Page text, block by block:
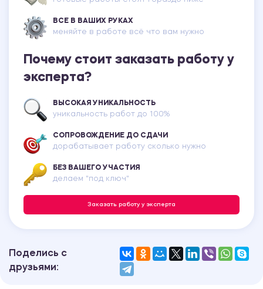
ВСЕ В ВАШИХ РУКАХ
меняйте в работе всё что вам нужно
Почему стоит заказать работу у
эксперта?
ВЫСОКАЯ УНИКАЛЬНОСТЬ
уникальность работ до 100%
СОПРОВОЖДЕНИЕ ДО СДАЧИ
дорабатывает работу сколько нужно
БЕЗ ВАШЕГО УЧАСТИЯ
делаем "под ключ"
Заказать работу у эксперта
Поделись с
друзьями: